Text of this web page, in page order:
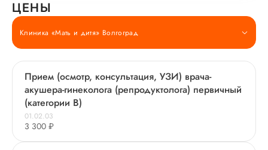
ЦЕНЫ
Клиника «Мать и дитя» Волгоград
Прием (осмотр, консультация, УЗИ) врача-
акушера-гинеколога (репродуктолога) первичный
(категории В)
01.02.03
3 300 ₽